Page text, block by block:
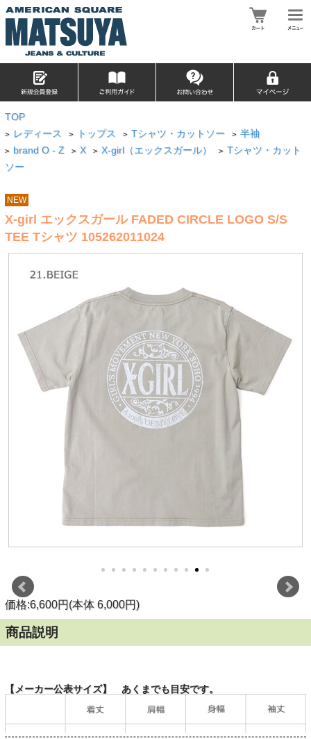
TOP
> レディース > トップス > Tシャツ・カットソー > 半袖
> brand O - Z > X > X-girl（エックスガール） > Tシャツ・カット
ソー
NEW
X-girl エックスガール FADED CIRCLE LOGO S/S
TEE Tシャツ 105262011024
価格:6,600円(本体 6,000円)
商品説明
【メーカー公表サイズ】 あくまでも目安です。